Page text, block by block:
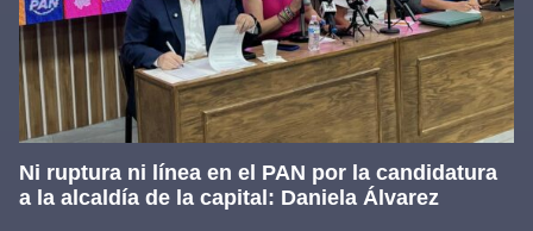
Ni ruptura ni línea en el PAN por la candidatura
a la alcaldía de la capital: Daniela Álvarez